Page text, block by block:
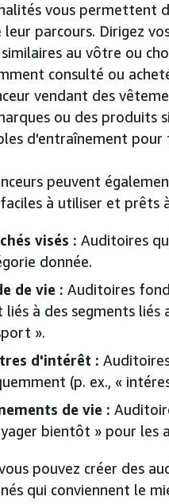
vous permettent
leur parcours. Dirigez
au vôtre ou
consulté ou
vendant des
ou des produits
d'entraînement pour
peuvent
à utiliser et prêts
visés : Auditoires
donnée.
de vie : Auditoires
liés à des segments
».
d'intérêt :
(p. ex., «
de vie :
bientôt » pour les
pouvez créer des
qui conviennent le